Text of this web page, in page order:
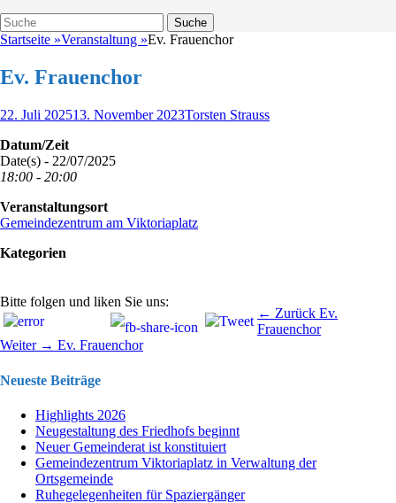
Suche
Suche
nach:
Startseite »Veranstaltung »Ev. Frauenchor
Ev. Frauenchor
Veröffentlicht
22. Juli 202513. November 2023Autor
Torsten Strauss
Datum/Zeit
Date(s) - 22/07/2025
18:00 - 20:00
Veranstaltungsort
Gemeindezentrum am Viktoriaplatz
Kategorien
Bitte folgen und liken Sie uns:
Beitragsnavigation ← Zurück
Beitrag:
Ev.
Frauenchor
Weiter → Nächster
Ev. Frauenchor
Neueste Beiträge
Highlights 2026
Neugestaltung des Friedhofs beginnt
Neuer Gemeinderat ist konstituiert
Gemeindezentrum Viktoriaplatz in Verwaltung der
Ortsgemeinde
Ruhegelegenheiten für Spaziergänger